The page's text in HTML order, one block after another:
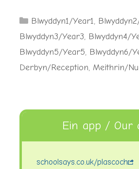
Categories
Blwyddyn1/Year1,
Blwyddyn3/Year3, Blwyddyn4/
Blwyddyn5/Year5, Blwyddyn6/
Derbyn/Reception, Meithrin/
Ein app / Our
schoolsays.co.uk/plascoch